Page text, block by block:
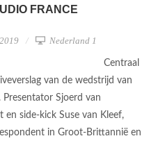
FRANCE
Nederland 1
Centraal
van de wedstrijd van
Presentator Sjoerd van
en side-kick Suse van Kleef,
in Groot-Brittannië en